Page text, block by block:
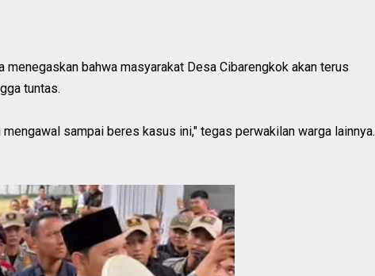
menegaskan bahwa masyarakat Desa Cibarengkok akan terus
tuntas.
sampai beres kasus ini," tegas perwakilan warga lainnya.